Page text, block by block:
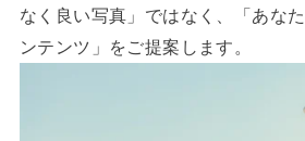
なく良い写真」ではなく、「あな
ンテンツ」をご提案します。